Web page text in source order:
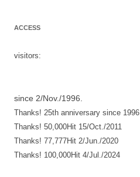
ョ
ン
ACCESS
visitors:
since 2/Nov./1996.
Thanks! 25th anniversary since 1996
Thanks! 50,000Hit 15/Oct./2011
Thanks! 77,777Hit 2/Jun./2020
Thanks! 100,000Hit 4/Jul./2024